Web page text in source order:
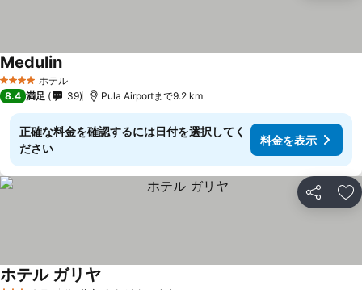
4 ホテルのランク
ホテル
Medulin
8.4 満足 39 Pula Airportまで9.2 km
正確な料金を確認するには日付を選択してく
ださい
料金を表示
シェア お
ホテル ガリヤ